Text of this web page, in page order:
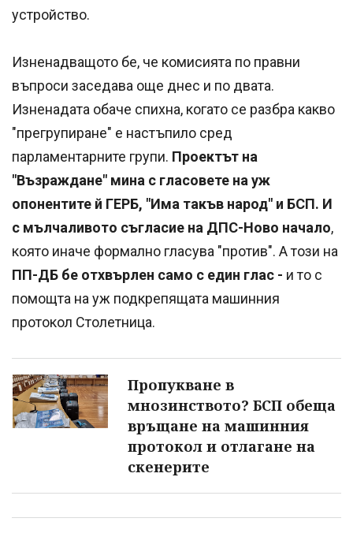
устройство.
Изненадващото бе, че комисията по правни
въпроси заседава още днес и по двата.
Изненадата обаче спихна, когато се разбра какво
"прегрупиране" е настъпило сред
парламентарните групи. Проектът на
"Възраждане" мина с гласовете на уж
опонентите й ГЕРБ, "Има такъв народ" и БСП. И
с мълчаливото съгласие на ДПС-Ново начало,
която иначе формално гласува "против". А този на
ПП-ДБ бе отхвърлен само с един глас - и то с
помощта на уж подкрепящата машинния
протокол Столетница.
Пропукване в
мнозинството? БСП обеща
връщане на машинния
протокол и отлагане на
скенерите